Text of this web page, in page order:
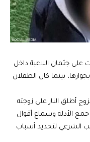
جثمان اللاعبة داخل
بينما كان الطفلان
أطلق النار على زوجته
جمع الأدلة وسماع أقوال
الشرعي لتحديد أسباب